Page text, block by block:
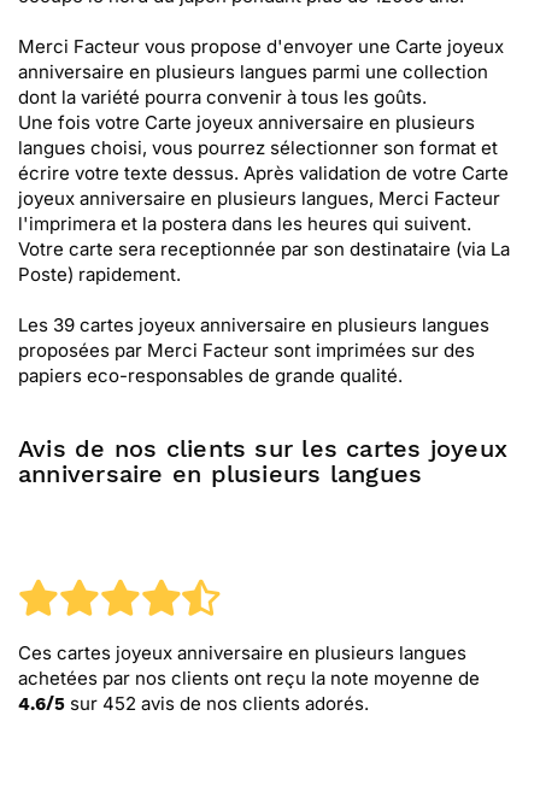
Merci Facteur vous propose d'envoyer une Carte joyeux
anniversaire en plusieurs langues parmi une collection
dont la variété pourra convenir à tous les goûts.
Une fois votre Carte joyeux anniversaire en plusieurs
langues choisi, vous pourrez sélectionner son format et
écrire votre texte dessus. Après validation de votre Carte
joyeux anniversaire en plusieurs langues, Merci Facteur
l'imprimera et la postera dans les heures qui suivent.
Votre carte sera receptionnée par son destinataire (via La
Poste) rapidement.
Les 39 cartes joyeux anniversaire en plusieurs langues
proposées par Merci Facteur sont imprimées sur des
papiers eco-responsables de grande qualité.
Avis de nos clients sur les cartes joyeux
anniversaire en plusieurs langues
Ces cartes joyeux anniversaire en plusieurs langues
achetées par nos clients ont reçu la note moyenne de
4.6/5 sur 452 avis de nos clients adorés.